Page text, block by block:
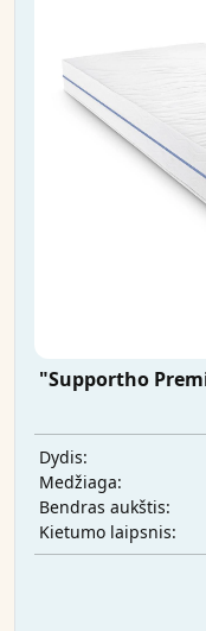
"Supportho
Dydis:
Medžiaga:
Bendras aukštis:
Kietumo laipsnis: